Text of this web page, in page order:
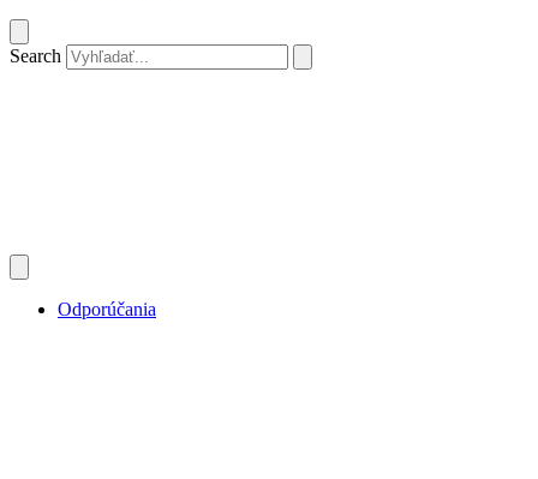
Search
Odporúčania